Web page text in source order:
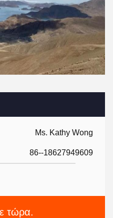
Ms. Kathy Wong
86--18627949609
τώρα.